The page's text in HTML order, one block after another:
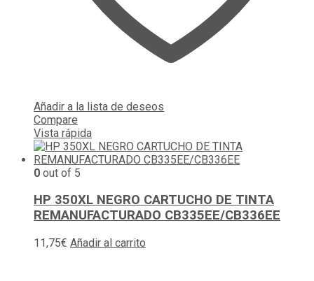
Añadir a la lista de deseos
Compare
Vista rápida
0 out of 5
HP 350XL NEGRO CARTUCHO DE TINTA
REMANUFACTURADO CB335EE/CB336EE
11,75€ Añadir al carrito